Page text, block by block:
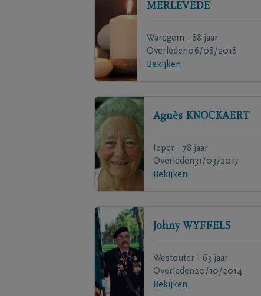
MERLEVEDE
Waregem - 88 jaar
Overleden06/08/2018
Bekijken
Agnès KNOCKAERT
Ieper - 78 jaar
Overleden31/03/2017
Bekijken
Johny WYFFELS
Westouter - 63 jaar
Overleden20/10/2014
Bekijken